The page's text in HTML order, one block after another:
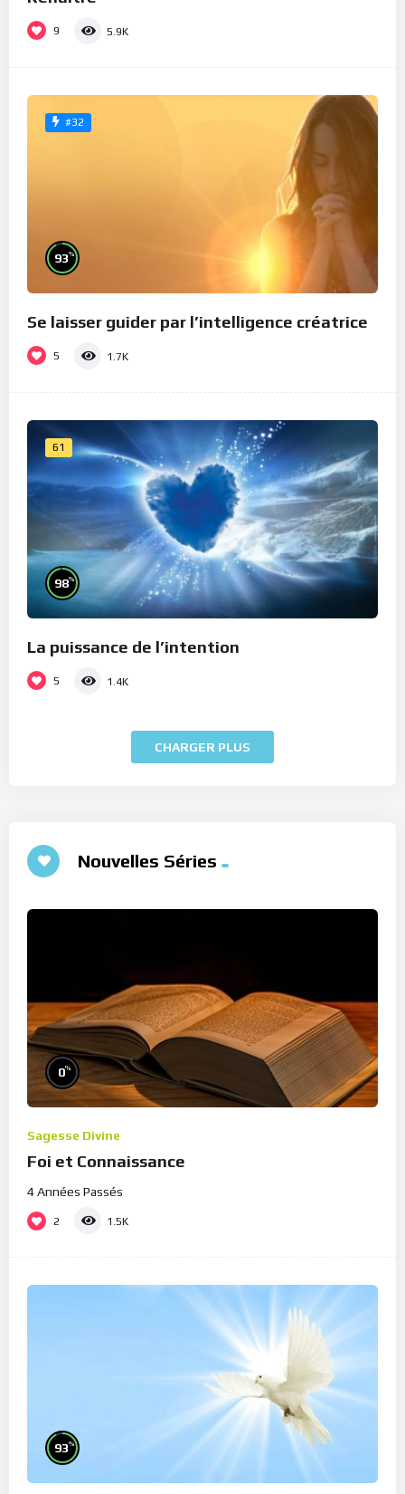
9 5.9K
#32
93%
Se laisser guider par l’intelligence créatrice
5 1.7K
61
98%
La puissance de l’intention
5 1.4K
CHARGER PLUS
Nouvelles Séries
0%
Sagesse Divine
Foi et Connaissance
4 Années Passés
2 1.5K
93%